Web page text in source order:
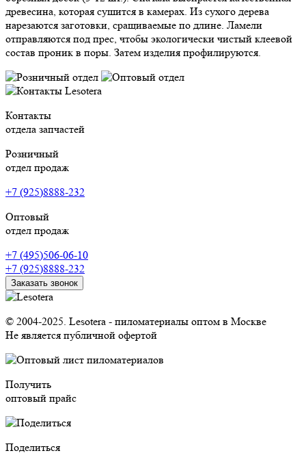
древесина, которая сушится в камерах. Из сухого дерева
нарезаются заготовки, сращиваемые по длине. Ламели
отправляются под прес, чтобы экологически чистый клеевой
состав проник в поры. Затем изделия профилируются.
Контакты
отдела запчастей
Розничный
отдел продаж
+7 (925)8888-232
Оптовый
отдел продаж
+7 (495)506-06-10
+7 (925)8888-232
Заказать звонок
© 2004-2025. Lesotera - пиломатериалы оптом в Москве
Не является публичной офертой
Получить
оптовый прайс
Поделиться